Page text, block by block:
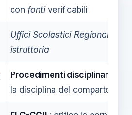
con fontiverificabili
Uffici Scolastici Regionali
istruttoria
Procedimenti disciplinari
la disciplina del comparto